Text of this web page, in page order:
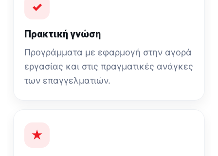
✓
Πρακτική γνώση
Προγράμματα με εφαρμογή στην αγορά
εργασίας και στις πραγματικές ανάγκες
των επαγγελματιών.
★